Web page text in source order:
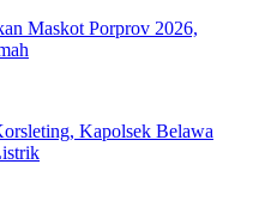
Maskot Porprov 2026,
Kapolsek Belawa